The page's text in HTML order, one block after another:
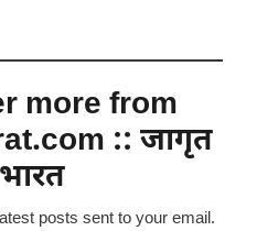
more from
:: जागृत
भारत
posts sent to your email.